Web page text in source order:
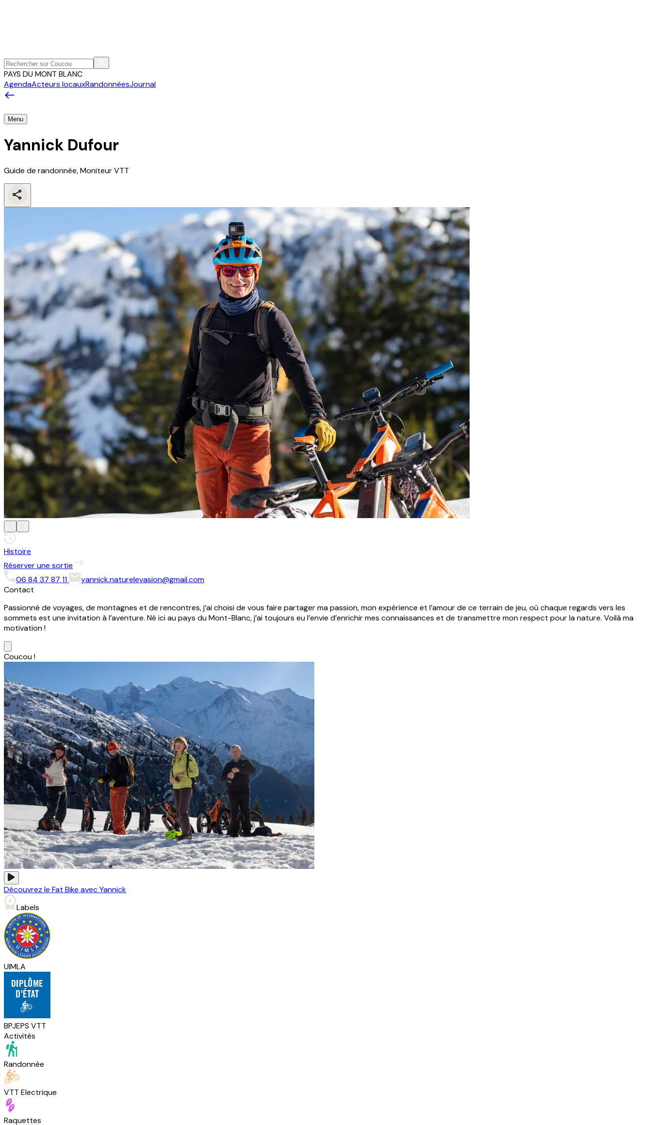
PAYS DU MONT BLANC
AgendaActeurs locauxRandonnéesJournal
Menu
Yannick Dufour
Guide de randonnée, Moniteur VTT
Histoire
Réserver une sortie
06 84 37 87 11
yannick.naturelevasion@gmail.com
Contact
Passionné de voyages, de montagnes et de rencontres, j’ai choisi de vous faire partager ma passion, mon expérience et l’amour de ce terrain de jeu, où chaque regards vers les
sommets est une invitation à l’aventure. Né ici au pays du Mont-Blanc, j’ai toujours eu l’envie d’enrichir mes connaissances et de transmettre mon respect pour la nature. Voilà ma
motivation !
Coucou !
Découvrez le Fat Bike avec Yannick
Labels
UIMLA
BPJEPS VTT
Activités
Randonnée
VTT Electrique
Raquettes